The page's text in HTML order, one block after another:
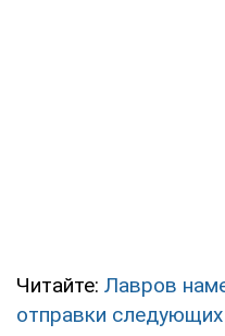
Читайте: Лавров
отправки